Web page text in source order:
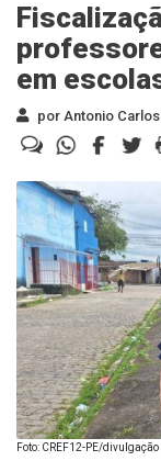
em
por Antonio
Foto: CREF12-PE/divulgação